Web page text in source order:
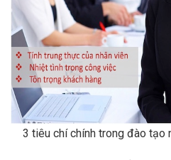
3 tiêu chí chính trong đào tạo